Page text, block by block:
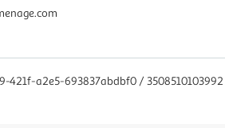
421f-a2e5-693837abdbf0 / 3508510103992